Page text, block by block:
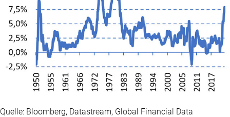
Quelle: Bloomberg, Datastream, Global Financial Data